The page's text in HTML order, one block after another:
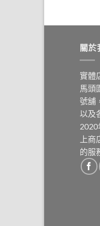
關於
實體
馬頭
號舖
以及
2020
上
的服